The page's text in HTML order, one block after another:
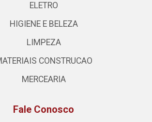
ELETRO
HIGIENE E BELEZA
LIMPEZA
CONSTRUCAO
MERCEARIA
Fale Conosco